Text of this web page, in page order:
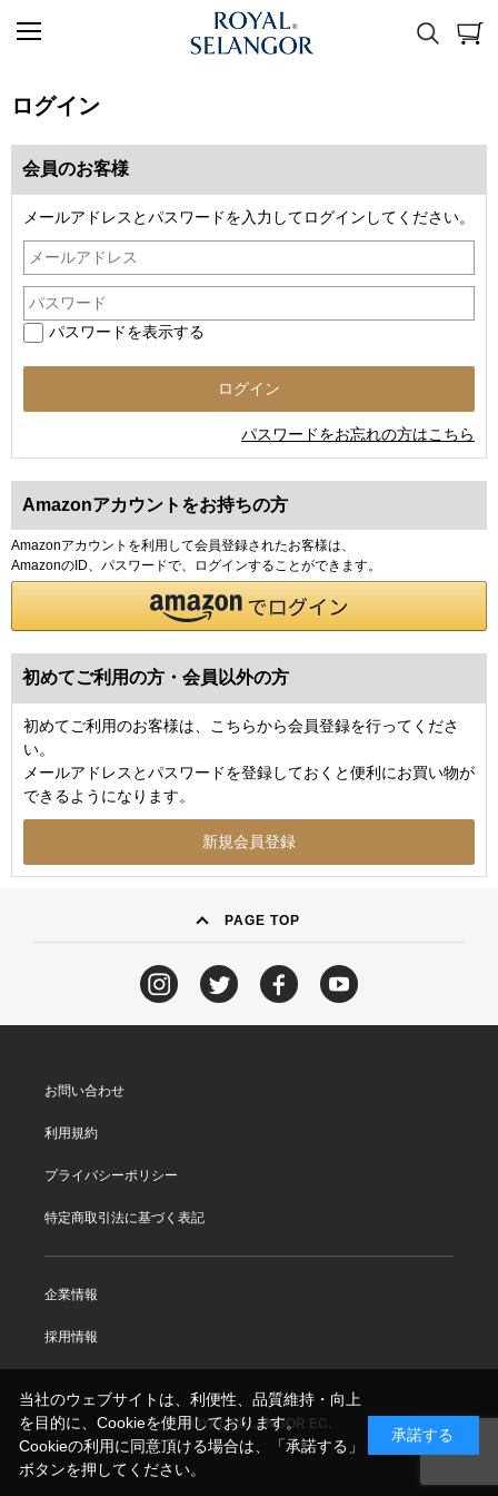
ログイン
会員のお客様
メールアドレスとパスワードを入力してログインしてください。
パスワードを表示する
パスワードをお忘れの方はこちら
Amazonアカウントをお持ちの方
Amazonアカウントを利用して会員登録されたお客様は、
AmazonのID、パスワードで、ログインすることができます。
初めてご利用の方・会員以外の方
初めてご利用のお客様は、こちらから会員登録を行ってくださ
い。
メールアドレスとパスワードを登録しておくと便利にお買い物が
できるようになります。
PAGE TOP
お問い合わせ
利用規約
プライバシーポリシー
特定商取引法に基づく表記
企業情報
採用情報
© ROYAL SELANGOR EC.
当社のウェブサイトは、利便性、品質維持・向上
を目的に、Cookieを使用しております。
Cookieの利用に同意頂ける場合は、「承諾する」
ボタンを押してください。
承諾する